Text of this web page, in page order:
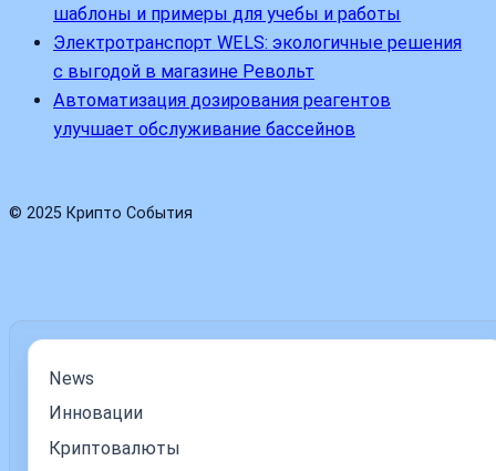
шаблоны и примеры для учебы и работы
Электротранспорт WELS: экологичные решения
с выгодой в магазине Револьт
Автоматизация дозирования реагентов
улучшает обслуживание бассейнов
© 2025 Крипто События
News
Инновации
Криптовалюты